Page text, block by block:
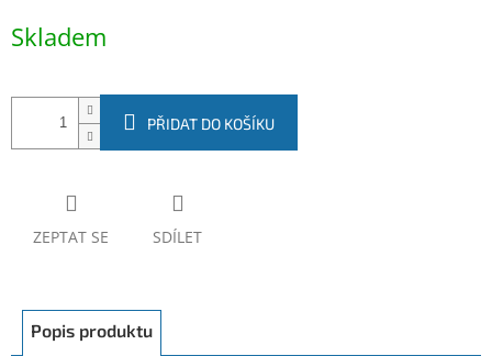
cena:
Skladem
PŘIDAT DO KOŠÍKU
ZEPTAT SE SDÍLET
Popis produktu